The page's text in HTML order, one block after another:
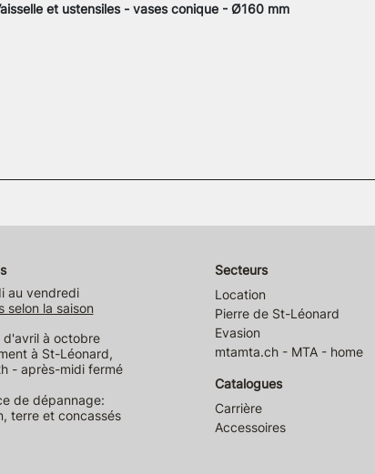
et ustensiles - vases conique - Ø160 mm
au vendredi
selon la saison
d'avril à octobre
à St-Léonard,
- après-midi fermé
de dépannage:
terre et concassés
Secteurs
Location
Pierre de St-Léonard
Evasion
mtamta.ch - MTA - home
Catalogues
Carrière
Accessoires